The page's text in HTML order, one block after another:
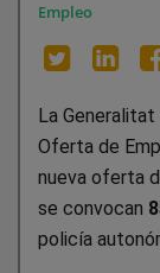
Empleo
La
Oferta de
nueva oferta
se convocan
policía